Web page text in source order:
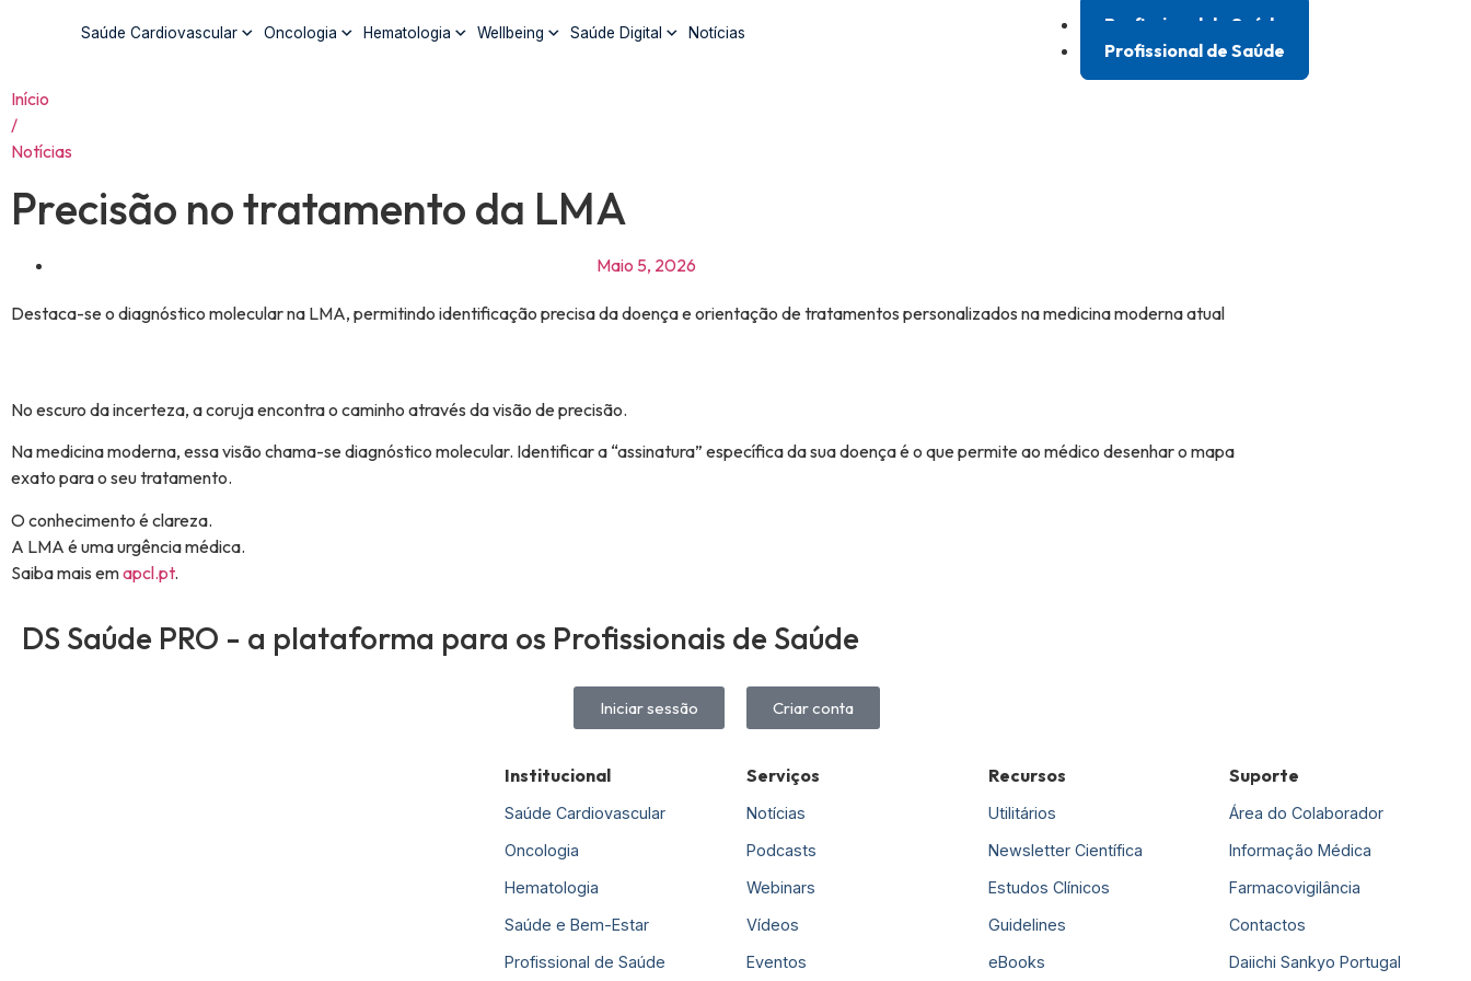
Saúde Cardiovascular Oncologia Hematologia Wellbeing Saúde Digital Notícias
Profissional de Saúde
Profissional de Saúde
Início
/
Notícias
Precisão no tratamento da LMA
Maio 5, 2026
Destaca-se o diagnóstico molecular na LMA, permitindo identificação precisa da doença e orientação de tratamentos personalizados na medicina moderna atual
No escuro da incerteza, a coruja encontra o caminho através da visão de precisão.
Na medicina moderna, essa visão chama-se diagnóstico molecular. Identificar a “assinatura” específica da sua doença é o que permite ao médico desenhar o mapa
exato para o seu tratamento.
O conhecimento é clareza.
A LMA é uma urgência médica.
Saiba mais emapcl.pt.
DS Saúde PRO - a plataforma para os Profissionais de Saúde
Iniciar sessão Criar conta
Institucional
Saúde Cardiovascular
Oncologia
Hematologia
Saúde e Bem-Estar
Profissional de Saúde
Serviços
Notícias
Podcasts
Webinars
Vídeos
Eventos
Recursos
Utilitários
Newsletter Científica
Estudos Clínicos
Guidelines
eBooks
Suporte
Área do Colaborador
Informação Médica
Farmacovigilância
Contactos
Daiichi Sankyo Portugal